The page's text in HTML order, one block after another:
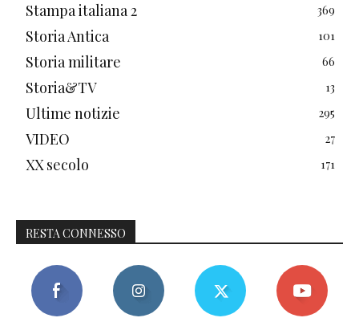
Stampa italiana 2 369
Storia Antica 101
Storia militare 66
Storia&TV 13
Ultime notizie 295
VIDEO 27
XX secolo 171
RESTA CONNESSO